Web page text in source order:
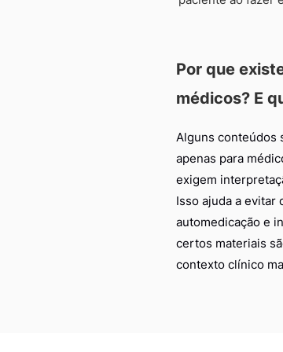
Por que
médicos? E
Alguns conteúdos
apenas para
exigem
Isso ajuda a evitar
automedicação e
certos materiais
contexto clínico